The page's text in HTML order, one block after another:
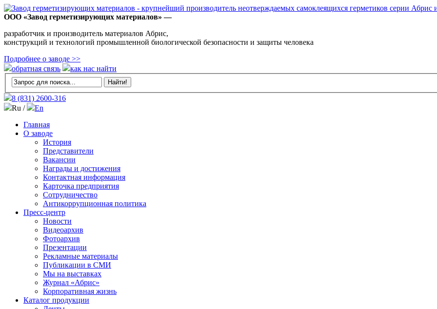
ООО «Завод герметизирующих материалов» —
разработчик и производитель материалов Абрис,
конструкций и технологий промышленной биологической безопасности и защиты человека
Подробнее о заводе >>
обратная связь
как нас найти
8 (831) 2600-316
Ru /
En
Главная
О заводе
История
Представители
Вакансии
Награды и достижения
Контактная информация
Карточка предприятия
Сотрудничество
Антикоррупционная политика
Пресс-центр
Новости
Видеоархив
Фотоархив
Презентации
Рекламные материалы
Публикации в СМИ
Мы на выставках
Журнал «Абрис»
Корпоративная жизнь
Каталог продукции